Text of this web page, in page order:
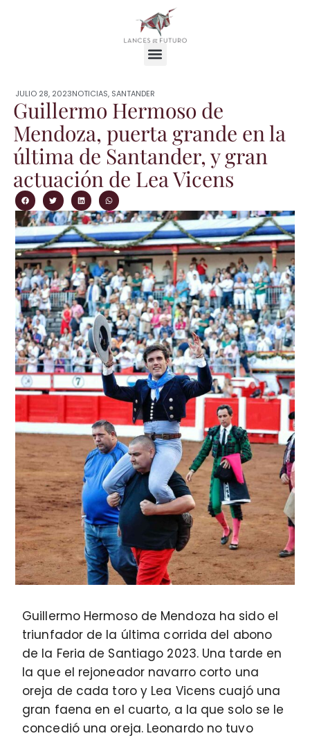
JULIO 28, 2023NOTICIAS, SANTANDER
Guillermo Hermoso de
Mendoza, puerta grande en la
última de Santander, y gran
actuación de Lea Vicens
Guillermo Hermoso de Mendoza ha sido el
triunfador de la última corrida del abono
de la Feria de Santiago 2023. Una tarde en
la que el rejoneador navarro corto una
oreja de cada toro y Lea Vicens cuajó una
gran faena en el cuarto, a la que solo se le
concedió una oreja. Leonardo no tuvo